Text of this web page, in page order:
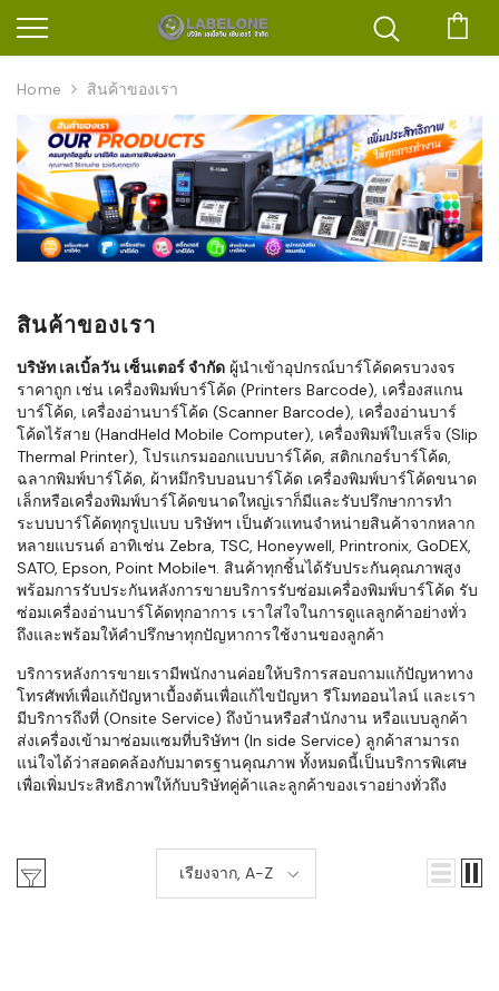
Home สินค้าของเรา
สินค้าของเรา
บริษัท เลเบิ้ลวัน เซ็นเตอร์ จำกัด ผู้นำเข้าอุปกรณ์บาร์โค้ดครบวงจร
ราคาถูก เช่น เครื่องพิมพ์บาร์โค้ด (Printers Barcode), เครื่องสแกน
บาร์โค้ด, เครื่องอ่านบาร์โค้ด (Scanner Barcode), เครื่องอ่านบาร์
โค้ดไร้สาย (HandHeld Mobile Computer), เครื่องพิมพ์ใบเสร็จ (Slip
Thermal Printer), โปรแกรมออกแบบบาร์โค้ด, สติกเกอร์บาร์โค้ด,
ฉลากพิมพ์บาร์โค้ด, ผ้าหมึกริบบอนบาร์โค้ด เครื่องพิมพ์บาร์โค้ดขนาด
เล็กหรือเครื่องพิมพ์บาร์โค้ดขนาดใหญ่เราก็มีและรับปรึกษาการทำ
ระบบบาร์โค้ดทุกรูปแบบ บริษัทฯ เป็นตัวแทนจำหน่ายสินค้าจากหลาก
หลายแบรนด์ อาทิเช่น Zebra, TSC, Honeywell, Printronix, GoDEX,
SATO, Epson, Point Mobileฯ. สินค้าทุกชิ้นได้รับประกันคุณภาพสูง
พร้อมการรับประกันหลังการขายบริการรับซ่อมเครื่องพิมพ์บาร์โค้ด รับ
ซ่อมเครื่องอ่านบาร์โค้ดทุกอาการ เราใส่ใจในการดูแลลูกค้าอย่างทั่ว
ถึงและพร้อมให้คำปรึกษาทุกปัญหาการใช้งานของลูกค้า
บริการหลังการขายเรามีพนักงานค่อยให้บริการสอบถามแก้ปัญหาทาง
โทรศัพท์เพื่อแก้ปัญหาเบื้องต้นเพื่อแก้ไขปัญหา รีโมทออนไลน์ และเรา
มีบริการถึงที่ (Onsite Service) ถึงบ้านหรือสำนักงาน หรือแบบลูกค้า
ส่งเครื่องเข้ามาซ่อมแซมที่บริษัทฯ (In side Service) ลูกค้าสามารถ
แน่ใจได้ว่าสอดคล้องกับมาตรฐานคุณภาพ ทั้งหมดนี้เป็นบริการพิเศษ
เพื่อเพิ่มประสิทธิภาพให้กับบริษัทคู่ค้าและลูกค้าของเราอย่างทั่วถึง
เรียงจาก, A-Z